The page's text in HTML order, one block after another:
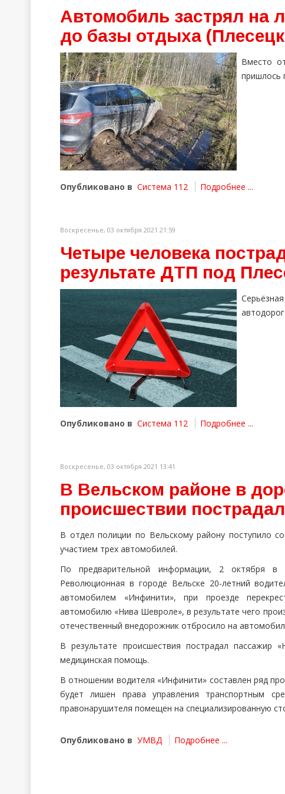
Автомобиль застрял на
до базы отдыха
Вместо
пришлось
Опубликовано в Система 112 Подробнее ...
Воскресенье, 03 октября 2021 21:59
Четыре человека
результате ДТП под
Опубликовано в Система 112 Подробнее ...
Воскресенье, 03 октября 2021 13:41
В Вельском районе в
происшествии
В отдел полиции по Вельскому району поступило
участием трех автомобилей.
По предварительной информации, 2 октября
Революционная в городе Вельске 20-летний
автомобилем «Инфинити», при проезде
автомобилю «Нива Шевроле», в результате чего
отечественный внедорожник отбросило на
В результате происшествия пострадал
медицинская помощь.
В отношении водителя «Инфинити» составлен ряд
будет лишен права управления транспортным
правонарушителя помещен на специализированную
Опубликовано в УМВД Подробнее ...